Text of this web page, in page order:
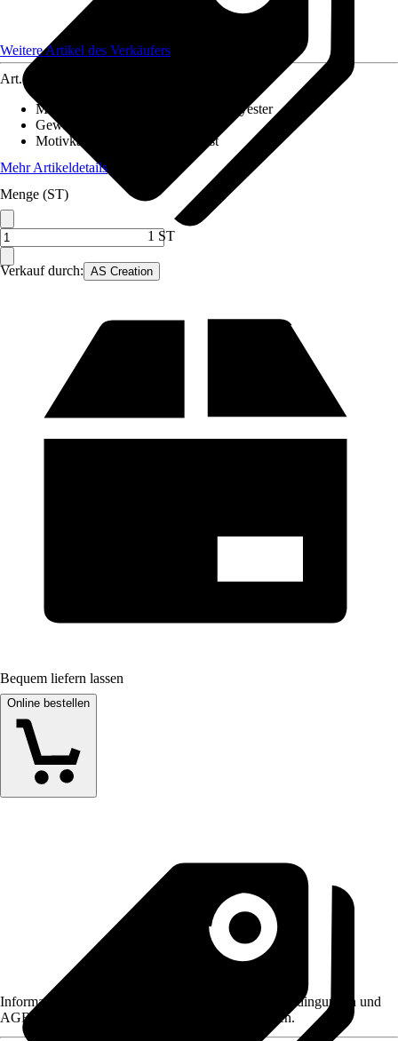
Verkauf durch: AS Creation
Weitere Artikel des Verkäufers
Art.-Nr.
Material Leinwand
Baumwolle, Polyester
Gewicht
Motivkategorie
Abstrakte Kunst
Mehr Artikeldetails
Menge (ST)
1 ST
Bequem liefern lassen
Online bestellen
Informationen des Verkäufers, wie z. B. Rückgabebedingungen und
AGB, finden Sie bei Klick auf den Verkäufernamen.